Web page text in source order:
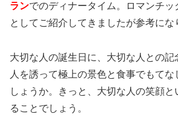
ランでのディナータイム。ロマンチッ
としてご紹介してきましたが参考にな
大切な人の誕生日に、大切な人との記
人を誘って極上の景色と食事でもて
しょうか。きっと、大切な人の笑顔と
ることでしょう。